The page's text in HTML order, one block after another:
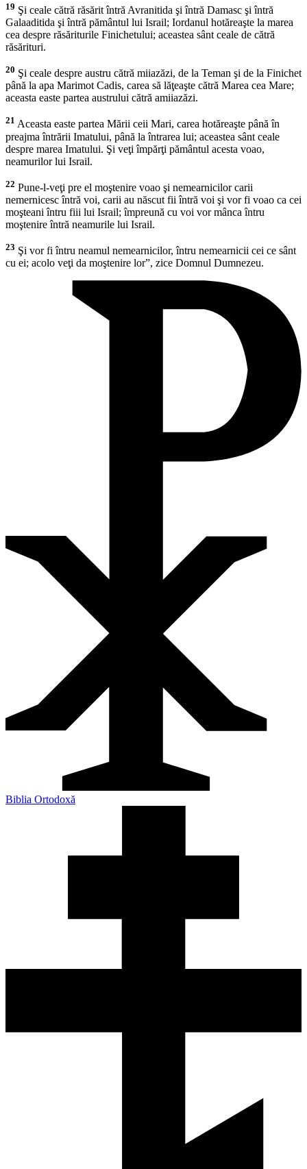
19 Şi ceale cătră răsărit întră Avranitida şi întră Damasc şi întră
Galaaditida şi întră pământul lui Israil; Iordanul hotăreaşte la marea
cea despre răsăriturile Finichetului; aceastea sânt ceale de cătră
răsărituri.
20 Şi ceale despre austru cătră miiazăzi, de la Teman şi de la Finichet
până la apa Marimot Cadis, carea să lăţeaşte cătră Marea cea Mare;
aceasta easte partea austrului cătră amiiazăzi.
21 Aceasta easte partea Mării ceii Mari, carea hotăreaşte până în
preajma întrării Imatului, până la întrarea lui; aceastea sânt ceale
despre marea Imatului. Şi veţi împărţi pământul acesta voao,
neamurilor lui Israil.
22 Pune-l-veţi pre el moştenire voao şi nemearnicilor carii
nemernicesc întră voi, carii au născut fii întră voi şi vor fi voao ca cei
moşteani întru fiii lui Israil; împreună cu voi vor mânca întru
moştenire întră neamurile lui Israil.
23 Şi vor fi întru neamul nemearnicilor, întru nemearnicii cei ce sânt
cu ei; acolo veţi da moştenire lor”, zice Domnul Dumnezeu.
Biblia Ortodoxă